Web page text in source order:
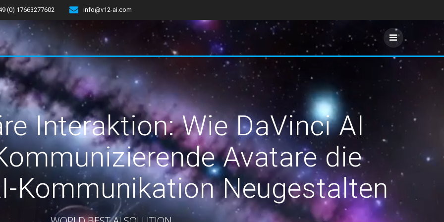
(0) 17663277602 info@v12-ai.com
Interaktion: Wie DaVinci AI
Avatare die
Kommunikation Neugestalten